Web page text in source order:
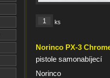
ks
Norinco PX-3
pistole samonabíjecí
Norinco